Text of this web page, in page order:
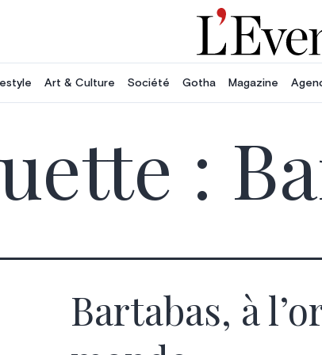
Art & Culture Société Gotha Magazine
:
Bartabas, à